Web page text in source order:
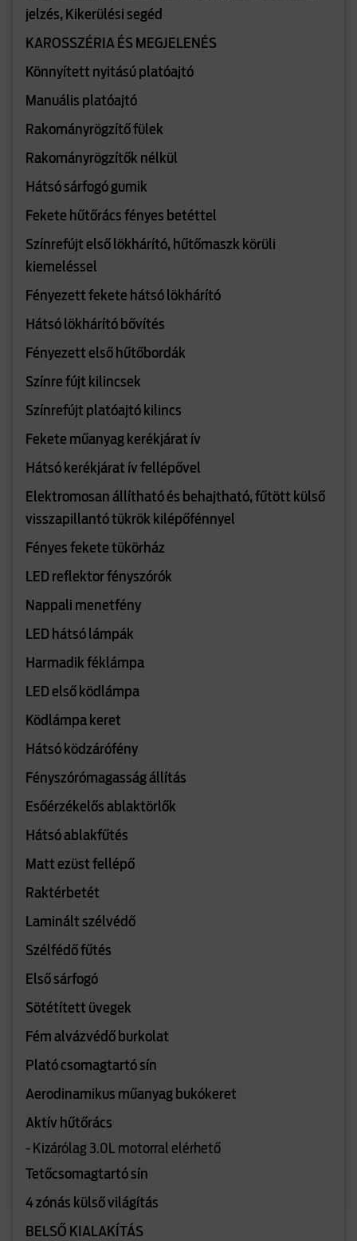
jelzés, Kikerülési segéd
KAROSSZÉRIA ÉS MEGJELENÉS
Könnyített nyitású platóajtó
Manuális platóajtó
Rakományrögzítő fülek
Rakományrögzítők nélkül
Hátsó sárfogó gumik
Fekete hűtőrács fényes betéttel
Színrefújt első lökhárító, hűtőmaszk körüli
kiemeléssel
Fényezett fekete hátsó lökhárító
Hátsó lökhárító bővítés
Fényezett első hűtőbordák
Színre fújt kilincsek
Színrefújt platóajtó kilincs
Fekete műanyag kerékjárat ív
Hátsó kerékjárat ív fellépővel
Elektromosan állítható és behajtható, fűtött külső
visszapillantó tükrök kilépőfénnyel
Fényes fekete tükörház
LED reflektor fényszórók
Nappali menetfény
LED hátsó lámpák
Harmadik féklámpa
LED első ködlámpa
Ködlámpa keret
Hátsó ködzárófény
Fényszórómagasság állítás
Esőérzékelős ablaktörlők
Hátsó ablakfűtés
Matt ezüst fellépő
Raktérbetét
Laminált szélvédő
Szélfédő fűtés
Első sárfogó
Sötétített üvegek
Fém alvázvédő burkolat
Plató csomagtartó sín
Aerodinamikus műanyag bukókeret
Aktív hűtőrács
- Kizárólag 3.0L motorral elérhető
Tetőcsomagtartó sín
4 zónás külső világítás
BELSŐ KIALAKÍTÁS